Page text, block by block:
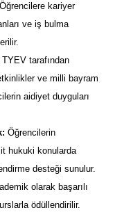
Öğrencilere kariyer
ve iş bulma
TYEV tarafından
ve milli bayram
aidiyet duyguları
Öğrencilerin
hukuki konularda
desteği sunulur.
olarak başarılı
ödüllendirilir.